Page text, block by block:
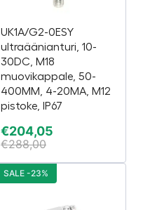
UK1A/G2-0ESY
ultraäänianturi, 10-
30DC, M18
muovikappale, 50-
400MM, 4-20MA, M12
pistoke, IP67
€204,05
€288,00
SALE -23%